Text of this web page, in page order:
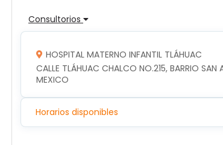
Consultorios
HOSPITAL MATERNO INFANTIL TLÁHUAC
CALLE TLÁHUAC CHALCO NO.215, BARRIO
MEXICO
Horarios disponibles